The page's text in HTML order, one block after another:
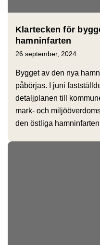
Klartecken för
hamninfarten
26 september, 2024
Bygget av den nya
påbörjas. I juni
detaljplanen till
mark- och
den östliga